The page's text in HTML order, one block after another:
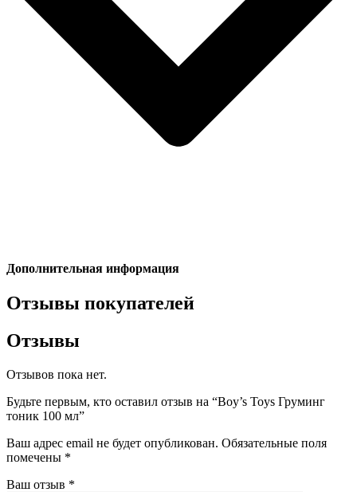
Дополнительная информация
Отзывы покупателей
Отзывы
Отзывов пока нет.
Будьте первым, кто оставил отзыв на “Boy’s Toys Груминг
тоник 100 мл”
Ваш адрес email не будет опубликован. Обязательные поля
помечены *
Ваш отзыв *